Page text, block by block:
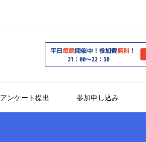
アンケート提出 参加申し込み